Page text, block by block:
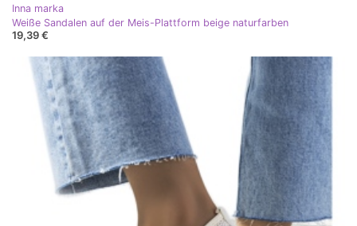
Inna marka
Weiße Sandalen auf der Meis-Plattform beige naturfarben
19,39 €